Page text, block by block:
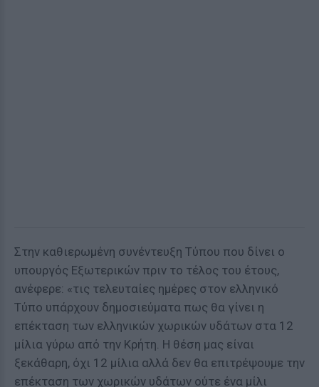
Στην καθιερωμένη συνέντευξη Τύπου που δίνει ο
υπουργός Εξωτερικών πριν το τέλος του έτους,
ανέφερε: «τις τελευταίες ημέρες στον ελληνικό
Τύπο υπάρχουν δημοσιεύματα πως θα γίνει η
επέκταση των ελληνικών χωρικών υδάτων στα 12
μίλια γύρω από την Κρήτη. Η θέση μας είναι
ξεκάθαρη, όχι 12 μίλια αλλά δεν θα επιτρέψουμε την
επέκταση των χωρικών υδάτων ούτε ένα μίλι